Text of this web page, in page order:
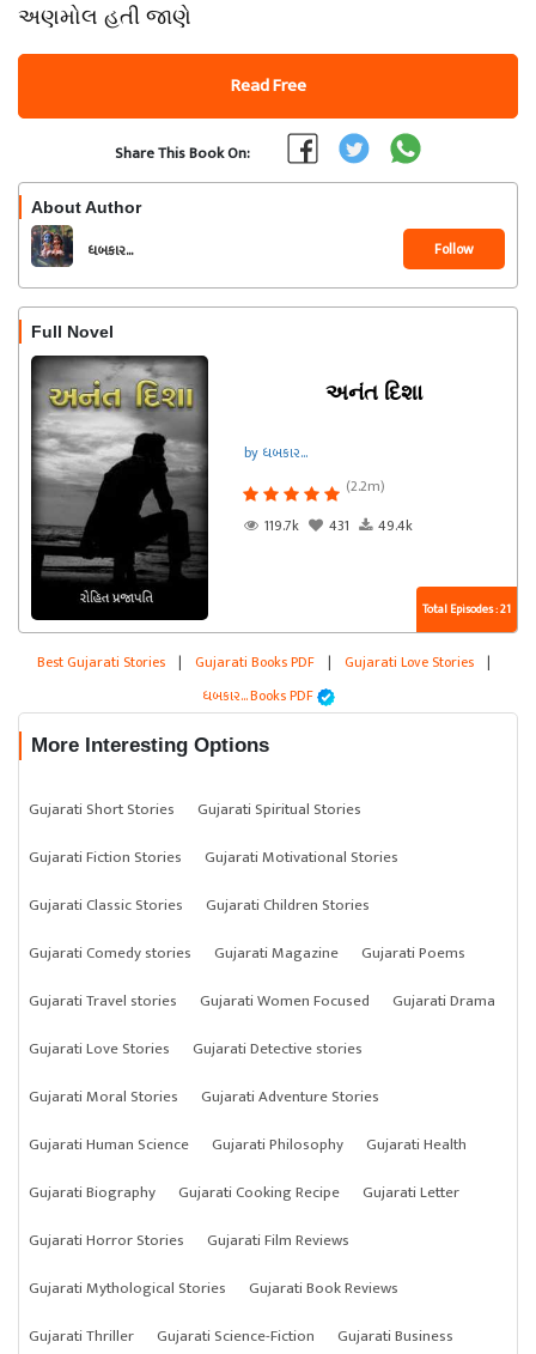
અણમોલ હતી જાણે
Read Free
Share This Book On:
About Author
ધબકાર... Follow
Full Novel
અનંત દિશા
by ધબકાર...
(2.2m)
119.7k
431 49.4k
Total Episodes : 21
Best Gujarati Stories | Gujarati Books PDF | Gujarati Love Stories |
ધબકાર... Books PDF
More Interesting Options
Gujarati Short Stories
Gujarati Spiritual Stories
Gujarati Fiction Stories
Gujarati Motivational Stories
Gujarati Classic Stories
Gujarati Children Stories
Gujarati Comedy stories
Gujarati Magazine
Gujarati Poems
Gujarati Travel stories
Gujarati Women Focused
Gujarati Drama
Gujarati Love Stories
Gujarati Detective stories
Gujarati Moral Stories
Gujarati Adventure Stories
Gujarati Human Science
Gujarati Philosophy
Gujarati Health
Gujarati Biography
Gujarati Cooking Recipe
Gujarati Letter
Gujarati Horror Stories
Gujarati Film Reviews
Gujarati Mythological Stories
Gujarati Book Reviews
Gujarati Thriller
Gujarati Science-Fiction Gujarati Business